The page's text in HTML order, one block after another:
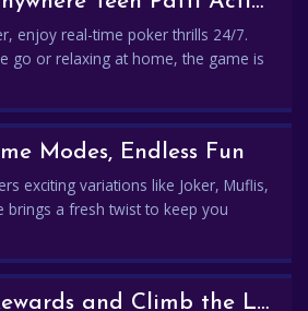
enjoy real-time poker thrills 24/7.
go or relaxing at home, the game is
Modes, Endless Fun
exciting variations like Joker, Muflis,
brings a fresh twist to keep you
💰 Win Real Rewards and Climb the Leaderboard